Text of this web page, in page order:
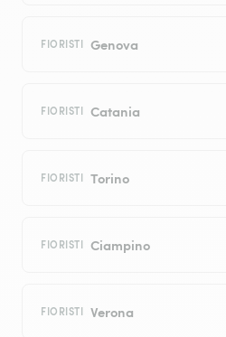
FIORISTI Genova
FIORISTI Catania
FIORISTI Torino
FIORISTI Ciampino
FIORISTI Verona